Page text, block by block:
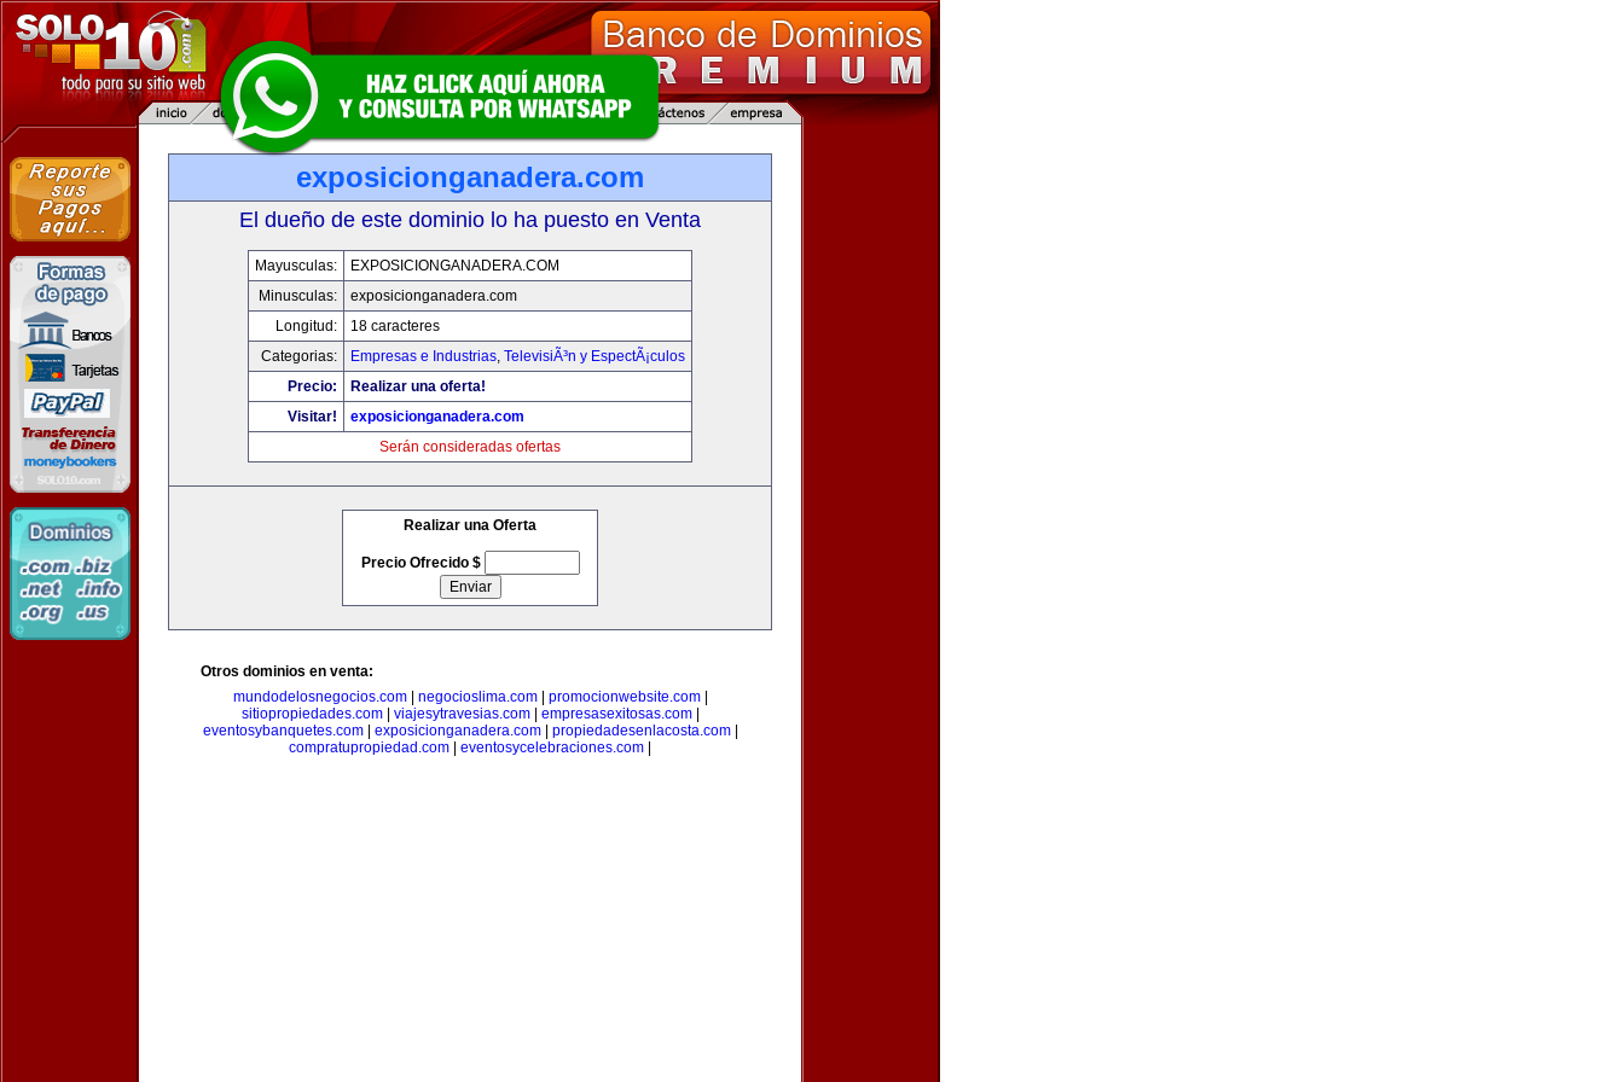
exposicionganadera.com
El dueño de este dominio lo ha puesto en Venta
Mayusculas:
EXPOSICIONGANADERA.COM
Minusculas:
exposicionganadera.com
Longitud:
18 caracteres
Categorias:
Empresas e Industrias, TelevisiÃ³n y EspectÃ¡culos
Precio:
Realizar una oferta!
Visitar!
exposicionganadera.com
Serán consideradas ofertas
Realizar una Oferta
Precio Ofrecido $
Otros dominios en venta:
mundodelosnegocios.com| negocioslima.com| promocionwebsite.com|
sitiopropiedades.com| viajesytravesias.com| empresasexitosas.com|
eventosybanquetes.com| exposicionganadera.com| propiedadesenlacosta.com|
compratupropiedad.com
eventosycelebraciones.com